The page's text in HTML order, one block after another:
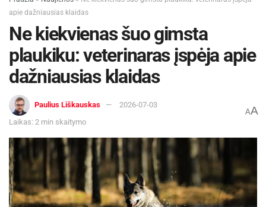
apie dažniausias klaidas
Ne kiekvienas šuo gimsta
plaukiku: veterinaras įspėja apie
dažniausias klaidas
Paulius Liškauskas
2026-07-03
Laikas: 2 min skaitymo
AA